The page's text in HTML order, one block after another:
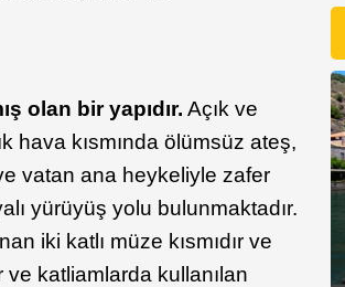
olan bir yapıdır. Açık ve
hava kısmında ölümsüz ateş,
vatan ana heykeliyle zafer
yürüyüş yolu bulunmaktadır.
iki katlı müze kısmıdır ve
katliamlarda kullanılan